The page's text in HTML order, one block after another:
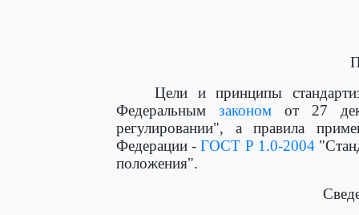
Цели и принципы
Федеральным законом от 27
регулировании", а правила
Федерации -ГОСТ Р 1.0-2004
положения".